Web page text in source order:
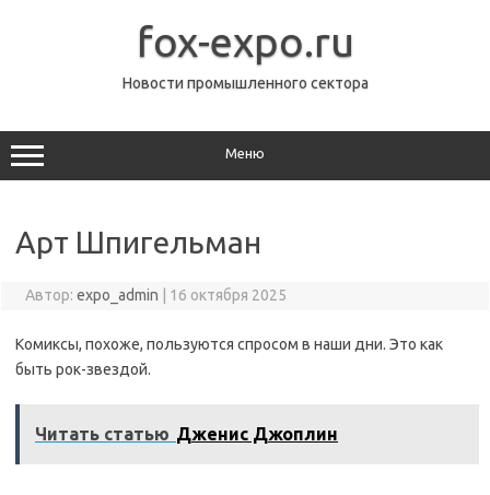
fox-expo.ru
Новости промышленного сектора
Меню
Арт Шпигельман
Автор: expo_admin 16 октября 2025
Комиксы, похоже, пользуются спросом в наши дни. Это как
быть рок-звездой.
Читать статью Дженис Джоплин